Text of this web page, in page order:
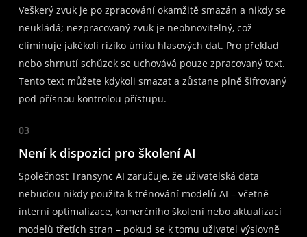
Veškerý zvuk je po zpracování okamžitě smazán a nikdy se
neukládá; nezpracovaný zvuk je neobnovitelný, což
eliminuje jakékoli riziko úniku hlasových dat. Pro překlad
nebo shrnutí schůzek se uchovává pouze zpracovaný text.
Tento text můžete kdykoli smazat a zůstane plně šifrovaný
pod přísnou kontrolou přístupu.
03
Není k dispozici pro školení AI
Společnost Transync AI zaručuje, že uživatelská data
nebudou nikdy použita k trénování modelů AI – včetně
interní optimalizace, komerčního školení nebo aktualizací
modelů třetích stran – pokud se k tomu uživatel výslovně